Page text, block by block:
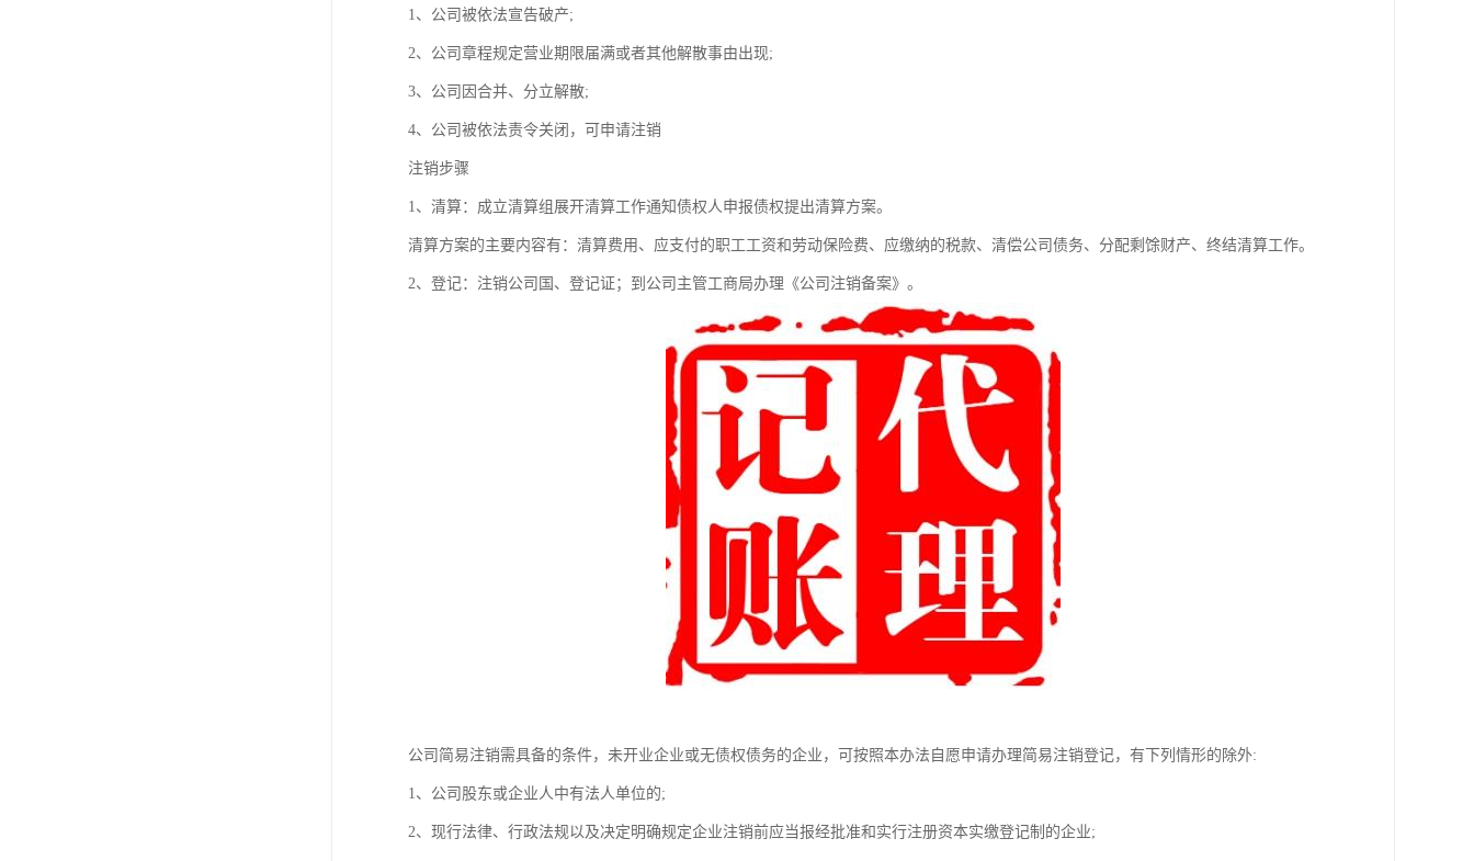
1、公司被依法宣告破产;
2、公司章程规定营业期限届满或者其他解散事由出现;
3、公司因合并、分立解散;
4、公司被依法责令关闭，可申请注销
注销步骤
1、清算：成立清算组展开清算工作通知债权人申报债权提出清算方案。
清算方案的主要内容有：清算费用、应支付的职工工资和劳动保险费、应缴纳的税款、清偿公司债务、分配剩馀财产、终结清算工作。
2、登记：注销公司国、登记证；到公司主管工商局办理《公司注销备案》。
公司简易注销需具备的条件，未开业企业或无债权债务的企业，可按照本办法自愿申请办理简易注销登记，有下列情形的除外:
1、公司股东或企业人中有法人单位的;
2、现行法律、行政法规以及决定明确规定企业注销前应当报经批准和实行注册资本实缴登记制的企业;